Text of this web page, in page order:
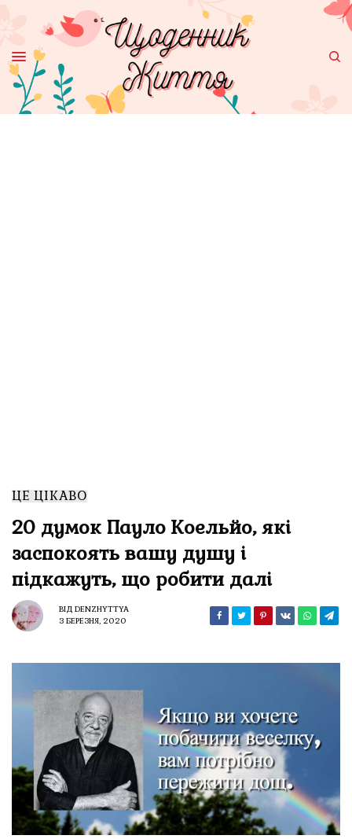
ЦЕ ЦІКАВО
20 думок Пауло Коельйо, які
заспокоять вашу душу і
підкажуть, що робити далі
ВІД DENZHYTTYA
3 БЕРЕЗНЯ, 2020